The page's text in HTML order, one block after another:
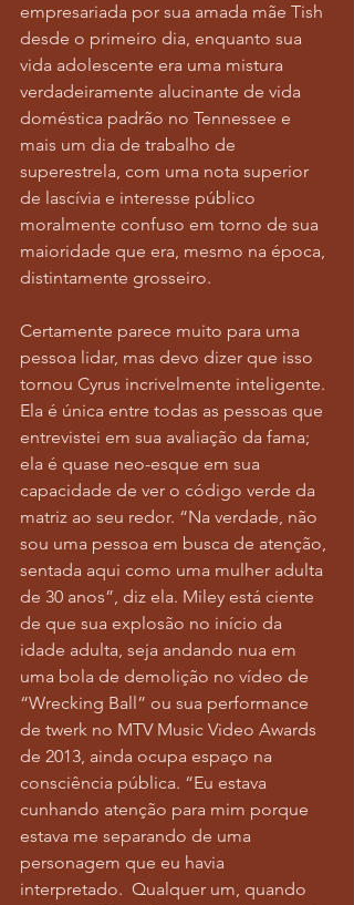
empresariada por sua amada mãe Tish
desde o primeiro dia, enquanto sua
vida adolescente era uma mistura
verdadeiramente alucinante de vida
doméstica padrão no Tennessee e
mais um dia de trabalho de
superestrela, com uma nota superior
de lascívia e interesse público
moralmente confuso em torno de sua
maioridade que era, mesmo na época,
distintamente grosseiro.
Certamente parece muito para uma
pessoa lidar, mas devo dizer que isso
tornou Cyrus incrivelmente inteligente.
Ela é única entre todas as pessoas que
entrevistei em sua avaliação da fama;
ela é quase neo-esque em sua
capacidade de ver o código verde da
matriz ao seu redor. “Na verdade, não
sou uma pessoa em busca de atenção,
sentada aqui como uma mulher adulta
de 30 anos”, diz ela. Miley está ciente
de que sua explosão no início da
idade adulta, seja andando nua em
uma bola de demolição no vídeo de
“Wrecking Ball” ou sua performance
de twerk no MTV Music Video Awards
de 2013, ainda ocupa espaço na
consciência pública. “Eu estava
cunhando atenção para mim porque
estava me separando de uma
personagem que eu havia
interpretado.  Qualquer um, quando